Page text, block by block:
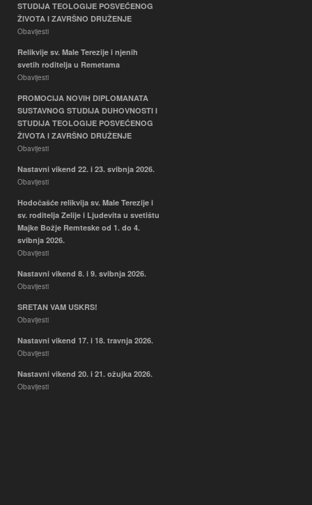
STUDIJA TEOLOGIJE POSVEĆENOG
ŽIVOTA I ZAVRŠNO DRUŽENJE
Obavijesti
Relikvije sv. Male Terezije i njenih
svetih roditelja u Remetama
Obavijesti
PROMOCIJA NOVIH DIPLOMANATA
SUSTAVNOG STUDIJA DUHOVNOSTI I
STUDIJA TEOLOGIJE POSVEĆENOG
ŽIVOTA I ZAVRŠNO DRUŽENJE
Obavijesti
Nastavni vikend 22. i 23. svibnja 2026.
Obavijesti
Hodočašće relikvija sv. Male Terezije i
sv. roditelja Zelije i Ljudevita u svetištu
Majke Božje Remteske od 1. do 4.
svibnja 2026.
Obavijesti
Nastavni vikend 8. i 9. svibnja 2026.
Obavijesti
SRETAN VAM USKRS!
Obavijesti
Nastavni vikend 17. i 18. travnja 2026.
Obavijesti
Nastavni vikend 20. i 21. ožujka 2026.
Obavijesti